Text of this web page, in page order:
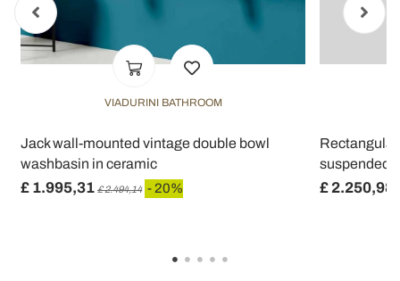
VIADURINI BATHROOM
Jack wall-mounted vintage double bowl
washbasin in ceramic
£ 1.995,31 £ 2.494,14 - 20%
suspended
£ 2.250,98